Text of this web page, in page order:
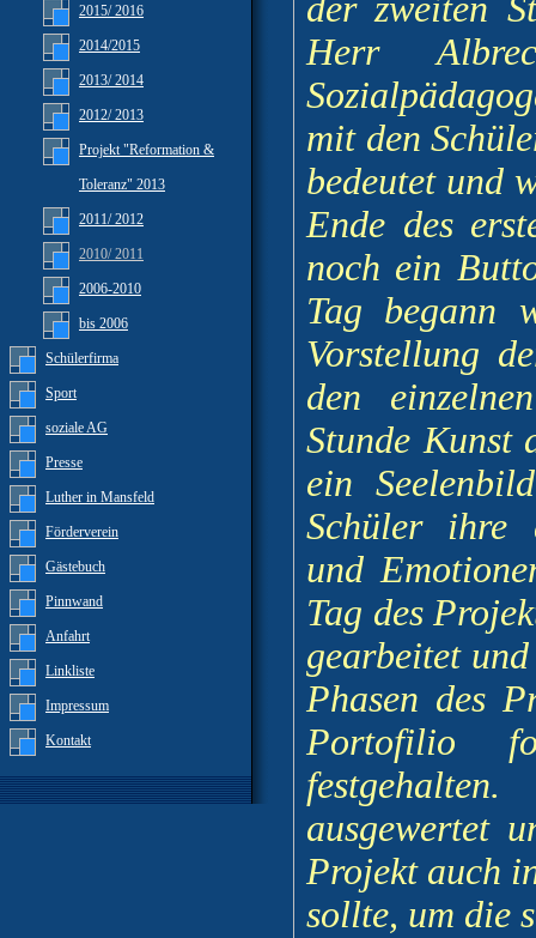
2015/ 2016
2014/2015
2013/ 2014
2012/ 2013
Projekt "Reformation &
Toleranz" 2013
2011/ 2012
2010/ 2011
2006-2010
bis 2006
Schülerfirma
Sport
soziale AG
Presse
Luther in Mansfeld
Förderverein
Gästebuch
Pinnwand
Anfahrt
Linkliste
Impressum
Kontakt
der zweiten
Herr
mit den
bedeutet und
Ende des
noch ein
Tag begann
Vorstellung
den
Stunde Kunst
ein
Schüler ihre
und
Tag des
gearbeitet
Phasen des
Portofilio
ausgewertet
Projekt auch
sollte, um die